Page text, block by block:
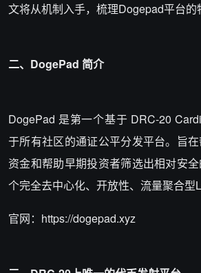
文将从机制入手，梳理Dogepad平台的
二、DogePad 简介
DogePad 是第一个基于 DRC-20
于所有社区的通证公平分发平台。旨
资金和帮助早期投资者筛选出相对安
个完全去中心化、开放性、流量聚合型
官网：https://dogepad.xyz